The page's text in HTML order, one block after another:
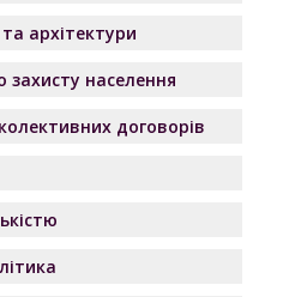
архітектури
захисту населення
договорів